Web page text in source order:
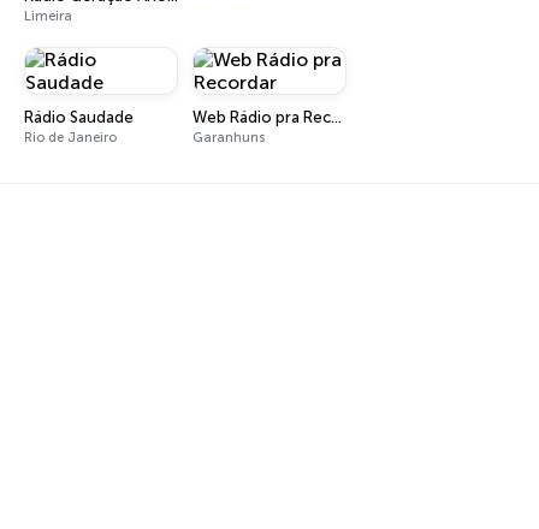
Limeira
Rádio Saudade
Rio de Janeiro
Web Rádio pra Recordar
Garanhuns